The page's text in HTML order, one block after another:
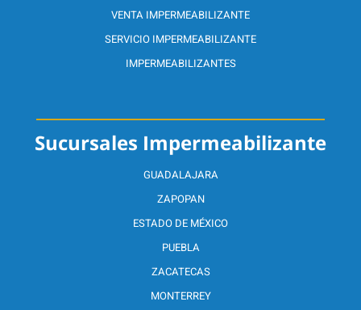
Sucursales Impermeabilizante
GUADALAJARA
ZAPOPAN
ESTADO DE MÉXICO
PUEBLA
ZACATECAS
MONTERREY
VENTA IMPERMEABILIZANTE
SERVICIO IMPERMEABILIZANTE
IMPERMEABILIZANTES